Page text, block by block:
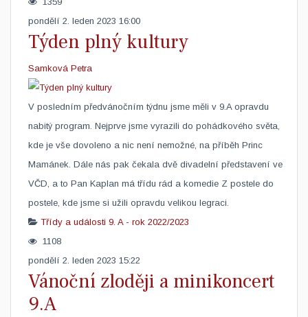
pondělí 2. leden 2023 16:00
Týden plný kultury
Samková Petra
V posledním předvánočním týdnu jsme měli v 9.A opravdu
nabitý program. Nejprve jsme vyrazili do pohádkového světa,
kde je vše dovoleno a nic není nemožné, na příběh Princ
Mamánek. Dále nás pak čekala dvě divadelní představení ve
VČD, a to Pan Kaplan má třídu rád a komedie Z postele do
postele, kde jsme si užili opravdu velikou legraci. ​
Třídy a události 9. A - rok 2022/2023
1108
pondělí 2. leden 2023 15:22
Vánoční zloději a minikoncert
9.A